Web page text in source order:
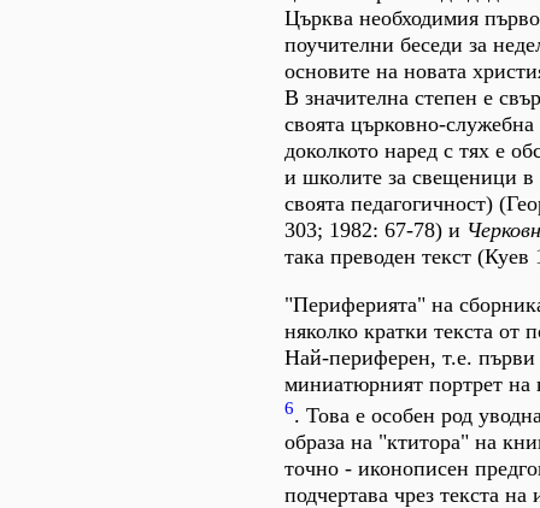
Църква необходимия
поучителни беседи за
основите на новата
В значителна степен е
своята църковно-
доколкото наред с тях е
и школите за свещеници
своята педагогичност)
303; 1982: 67-78) и
така преводен текст
"Периферията" на
няколко кратки текста от
Най-периферен, т.е. първи
миниатюрният портрет
6. Това е особен род
образа на "ктитора" на
точно - иконописен
подчертава чрез текста на